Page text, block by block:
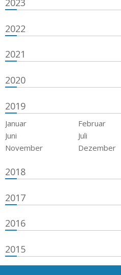
2023
2022
2021
2020
2019
Januar Februar
Juni
Juli
November
Dezember
2018
2017
2016
2015